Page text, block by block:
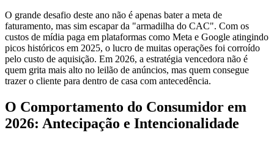
O grande desafio deste ano não é apenas bater a meta de
faturamento, mas sim escapar da "armadilha do CAC". Com os
custos de mídia paga em plataformas como Meta e Google atingindo
picos históricos em 2025, o lucro de muitas operações foi corroído
pelo custo de aquisição. Em 2026, a estratégia vencedora não é
quem grita mais alto no leilão de anúncios, mas quem consegue
trazer o cliente para dentro de casa com antecedência.
O Comportamento do Consumidor em
2026: Antecipação e Intencionalidade